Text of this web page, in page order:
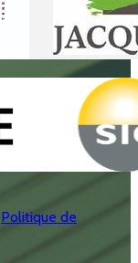
Politique de